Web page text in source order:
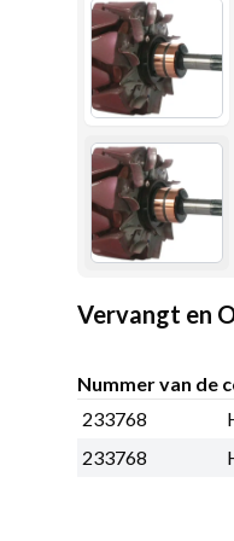
Vervangt en
Nummer van de
233768
233768